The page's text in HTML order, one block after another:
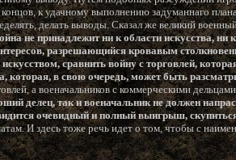
к удачному выполнению задуманнаго
делать выводы. Сказал же великий
не принадлежит ни к области искусства, ни
разрешающийся кровавым
сравнить войну с торговлей,
которая, в свою очередь, может быть
а военачальников с коммерческими
делец, так и военачальник не должен
очевидный и полный выигрыш,
И здесь тоже речь идет о том, чтобы с